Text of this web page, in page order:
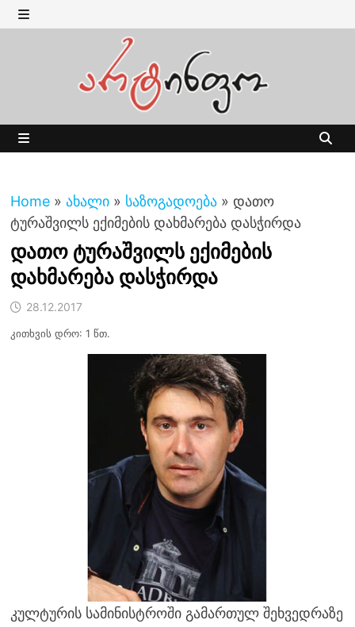
Skip
to MENU
Home » ახალი » საზოგადოება » დათო
ტურაშვილს ექიმების დახმარება დასჭირდა
დათო ტურაშვილს ექიმების
დახმარება დასჭირდა
28.12.2017
კითხვის დრო: 1 წთ.
კულტურის სამინისტროში გამართულ შეხვედრაზე